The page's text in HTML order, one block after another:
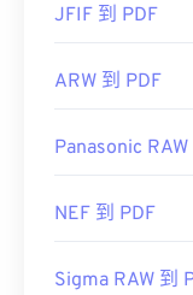
JFIF 到 PDF
ARW 到 PDF
Panasonic
NEF 到 PDF
Sigma RAW 到